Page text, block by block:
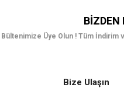
BIZDEN
Bültenimize Üye Olun ! Tüm İndirim
Bize Ulaşın